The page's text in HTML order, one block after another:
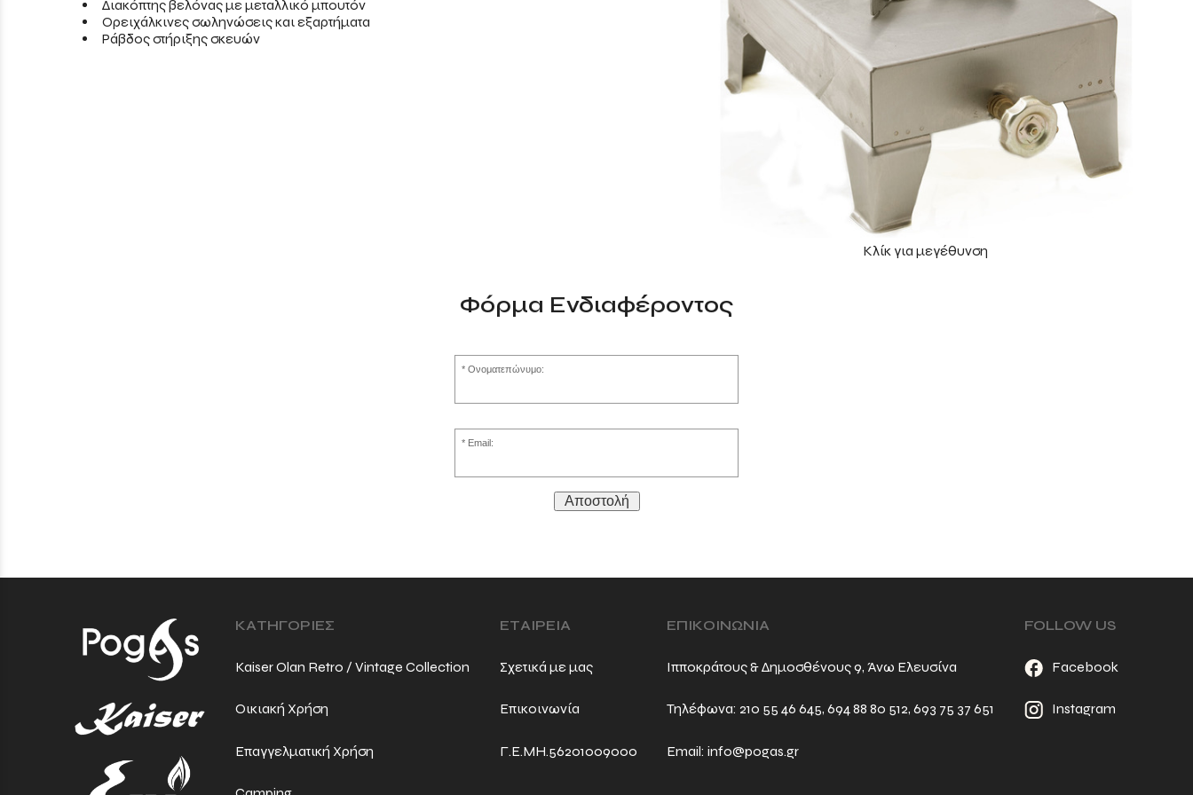
Διακόπτης βελόνας με μεταλλικό μπουτόν
Ορειχάλκινες σωληνώσεις και εξαρτήματα
Ράβδος στήριξης σκευών
Κλίκ για μεγέθυνση
Φόρμα Ενδιαφέροντος
Ονοματεπώνυμο:
Email:
Αποστολή
ΚΑΤΗΓΟΡΙΕΣ
Kaiser Olan Retro / Vintage Collection
Οικιακή Χρήση
Επαγγελματική Χρήση
ΕΤΑΙΡΕΙΑ
Σχετικά με μας
Επικοινωνία
Γ.Ε.ΜΗ.56201009000
ΕΠΙΚΟΙΝΩΝΙΑ
Ιπποκράτους & Δημοσθένους 9, Άνω Ελευσίνα
Τηλέφωνα: 210 55 46 645,694 88 80 512,693 75 37 651
Email:info@pogas.gr
FOLLOW US
Facebook
Instagram